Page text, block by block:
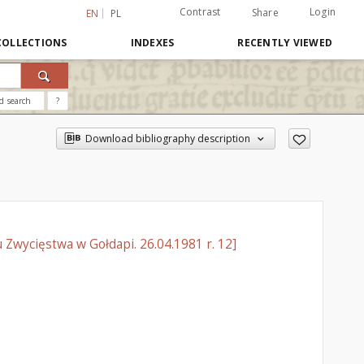
EN PL Contrast Share Login
INDEXES RECENTLY VIEWED
search ?
Download bibliography description
w Gołdapi. 26.04.1981 r. 12]